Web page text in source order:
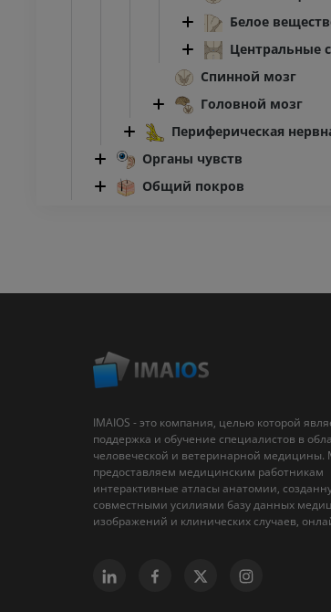
Белое
Центральные
Спинной мозг
Головной мозг
Периферическая
Органы чувств
Общий покров
IMAIOS - это компания, целью которой
поддержка и обучение специалистов в
человеческой и ветеринарной медицины.
предоставляем медицинским работникам
интерактивные атласы анатомии,
совместными усилиями базу данных
изображений и клинических случаев,